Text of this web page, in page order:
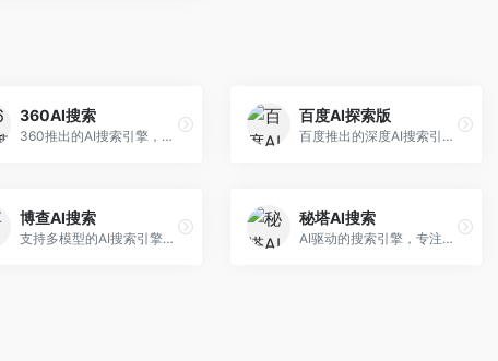
360AI搜索
360推出的AI搜索引擎，专注于安全智能搜索。面向普通用户，提供智能问答、网页搜索、内容整理等服务，安全防护能力强。
百度AI探索版
百度推出的深度AI搜索引擎，整合百度知识图谱。面向中文用户，提供智能问答、知识探索、内容生成等服务，知识覆盖面广。
博查AI搜索
支持多模型的AI搜索引擎，整合多种大模型能力。面向AI爱好者，提供多模型搜索、答案对比、深度分析等服务，模型选择灵活。
秘塔AI搜索
AI驱动的搜索引擎，专注于无广告直达结果。面向研究者和信息获取需求者，提供深度搜索、来源标注、答案整理等服务，搜索结果干净准确，信息可信度高。